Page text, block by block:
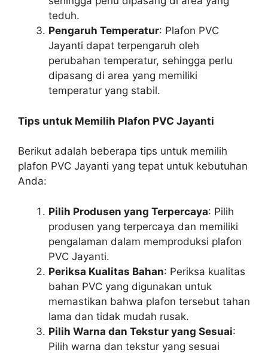
teduh.
Pengaruh Temperatur: Plafon PVC
Jayanti dapat terpengaruh oleh
perubahan temperatur, sehingga perlu
dipasang di area yang memiliki
temperatur yang stabil.
Tips untuk Memilih Plafon PVC Jayanti
Berikut adalah beberapa tips untuk memilih
plafon PVC Jayanti yang tepat untuk kebutuhan
Anda:
Pilih Produsen yang Terpercaya: Pilih
produsen yang terpercaya dan memiliki
pengalaman dalam memproduksi plafon
PVC Jayanti.
Periksa Kualitas Bahan: Periksa kualitas
bahan PVC yang digunakan untuk
memastikan bahwa plafon tersebut tahan
lama dan tidak mudah rusak.
Pilih Warna dan Tekstur yang Sesuai:
Pilih warna dan tekstur yang sesuai